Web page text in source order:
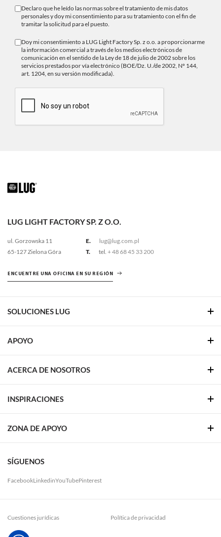
Declaro que he leído las normas sobre el tratamiento de mis datos
personalesy doy mi consentimiento para su tratamiento con el fin de
tramitar la solicitud para el puesto.
Doy mi consentimiento a LUG Light Factory Sp. z o.o. a proporcionarme
la información comercial a través de los medios electrónicos de
comunicación en el sentido de la Ley de 18 de julio de 2002 sobre los
servicios prestados por vía electrónico (BOE/Dz. U./de 2002, Nº 144,
art. 1204, en su versión modificada).
LUG LIGHT FACTORY SP. Z O.O.
ul. Gorzowska 11
65-127 Zielona Góra
E.
lug@lug.com.pl
T.
tel. + 48 68 45 33 200
ENCUENTRE UNA OFICINA EN SU REGIÓN
SOLUCIONES LUG
APOYO
ACERCA DE NOSOTROS
INSPIRACIONES
ZONA DE APOYO
SÍGUENOS
FacebookLinkedinYouTubePinterest
Cuestiones jurídicas Política de privacidad